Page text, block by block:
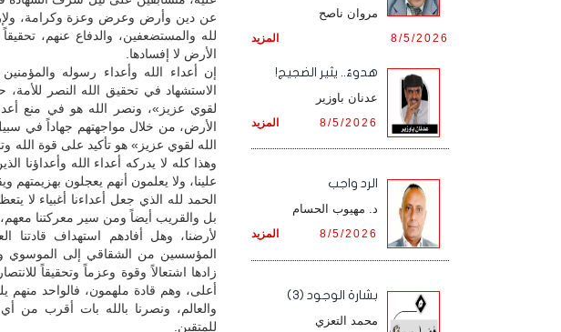
عن دين وأرض وعرض وعزة وكرامة،
لله والمستضعفين، والدفاع عنهم،
الأرض لا إفسادها.
إن أعداء الله وأعداء رسوله
الاستشهاد في تحقيق الله النصر
لقوي عزيز»، ونصر الله هو في منع
الأرض، من خلال مواجهتهم جهاداً في سبيل
الله لقوي عزيز» هو تأكيد على قوة الله
وهذا كله لا يدركه أعداء الله وأعداؤنا
علينا، ولا يعلمون أنهم يعجلون بهزيمتهم
الحمد لله الذي جعل أعداءنا أغبياء لا
بل والقريب أيضاً ومن سير معركتنا
لأرضنا، وهل أفادهم استهداف قادتنا
المؤسسين من الشقاقي إلى الموسوي
زادها اشتعالاً وقوة وعزماً وتحقيقاً
أعلى، وهم قادة ملهمون، فالواحد منهم
والعالم، ونصرنا بالله بات أقرب من
للمتقين.
مروان ناصح
المزيد 8/5/2026
هدوءٌ.. يثير الضجيج!
عدنان باوزير
المزيد 8/5/2026
الرد واجب
د. مهيوب الحسام
المزيد 8/5/2026
بشارة الوجود (3)
محمد التعزي